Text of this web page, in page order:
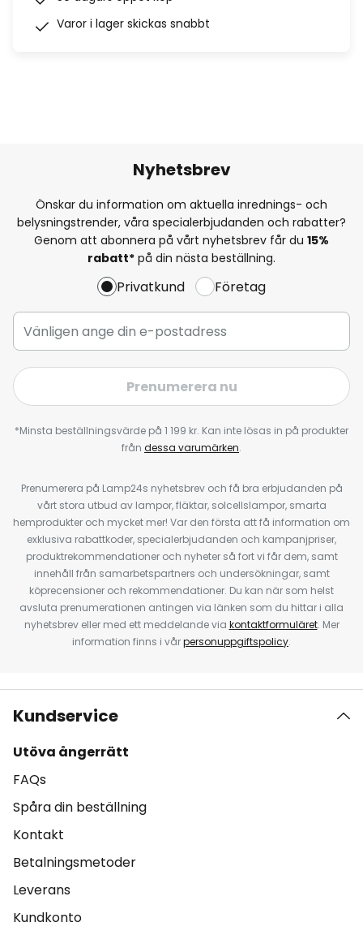
Varor i lager skickas snabbt
Nyhetsbrev
Önskar du information om aktuella inrednings- och
belysningstrender, våra specialerbjudanden och rabatter?
Genom att abonnera på vårt nyhetsbrev får du 15%
rabatt* på din nästa beställning.
Privatkund Företag
Prenumerera nu
*Minsta beställningsvärde på 1 199 kr. Kan inte lösas in på produkter
från dessa varumärken.
Prenumerera på Lamp24s nyhetsbrev och få bra erbjudanden på
vårt stora utbud av lampor, fläktar, solcellslampor, smarta
hemprodukter och mycket mer! Var den första att få information om
exklusiva rabattkoder, specialerbjudanden och kampanjpriser,
produktrekommendationer och nyheter så fort vi får dem, samt
innehåll från samarbetspartners och undersökningar, samt
köprecensioner och rekommendationer. Du kan när som helst
avsluta prenumerationen antingen via länken som du hittar i alla
nyhetsbrev eller med ett meddelande via kontaktformuläret. Mer
information finns i vårpersonuppgiftspolicy.
Kundservice
Utöva ångerrätt
FAQs
Spåra din beställning
Kontakt
Betalningsmetoder
Leverans
Kundkonto